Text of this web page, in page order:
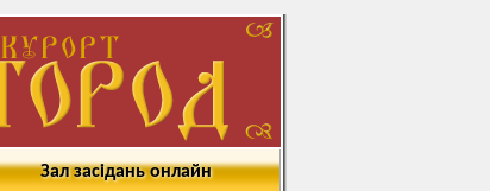
Зал засідань онлайн